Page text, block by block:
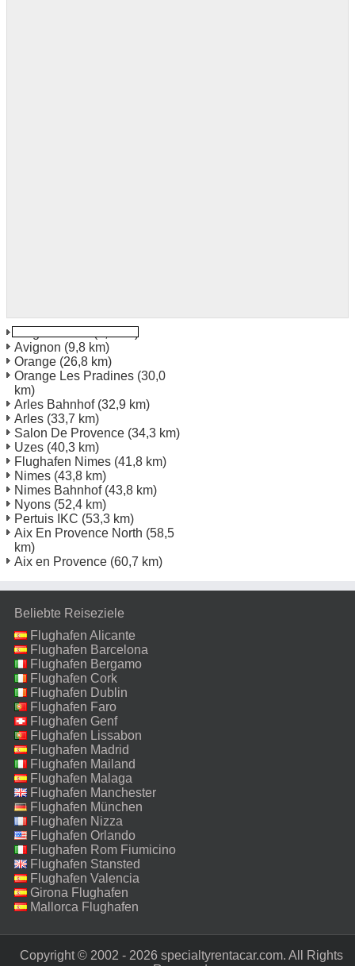
Avignon (9,8 km)
Orange (26,8 km)
Orange Les Pradines (30,0
km)
Arles Bahnhof(32,9 km)
Arles (33,7 km)
Salon De Provence (34,3 km)
Uzes (40,3 km)
Flughafen Nimes (41,8 km)
Nimes (43,8 km)
Nimes Bahnhof(43,8 km)
Nyons (52,4 km)
Pertuis IKC (53,3 km)
Aix En Provence North (58,5
km)
Aix en Provence (60,7 km)
Beliebte Reiseziele
Flughafen Alicante
Flughafen Barcelona
Flughafen Bergamo
Flughafen Cork
Flughafen Dublin
Flughafen Faro
Flughafen Genf
Flughafen Lissabon
Flughafen Madrid
Flughafen Mailand
Malpensa
Flughafen Malaga
Flughafen Manchester
Flughafen München
Flughafen Nizza
Flughafen Orlando
Flughafen Rom Fiumicino
Flughafen Stansted
Flughafen Valencia
Girona Flughafen
Mallorca Flughafen
Copyright © 2002 - 2026 specialtyrentacar.com. All Rights